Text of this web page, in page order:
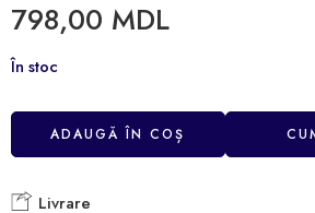
798,00 MDL
În stoc
ADAUGĂ ÎN COȘ
Livrare